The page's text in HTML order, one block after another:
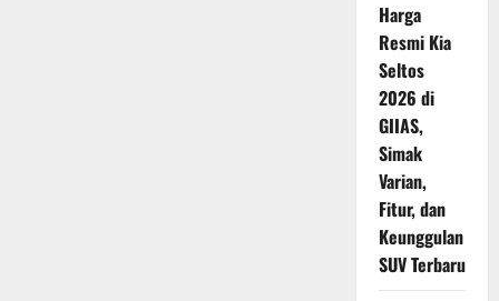
Harga
Resmi Kia
Seltos
2026 di
GIIAS,
Simak
Varian,
Fitur, dan
Keunggulan
SUV Terbaru